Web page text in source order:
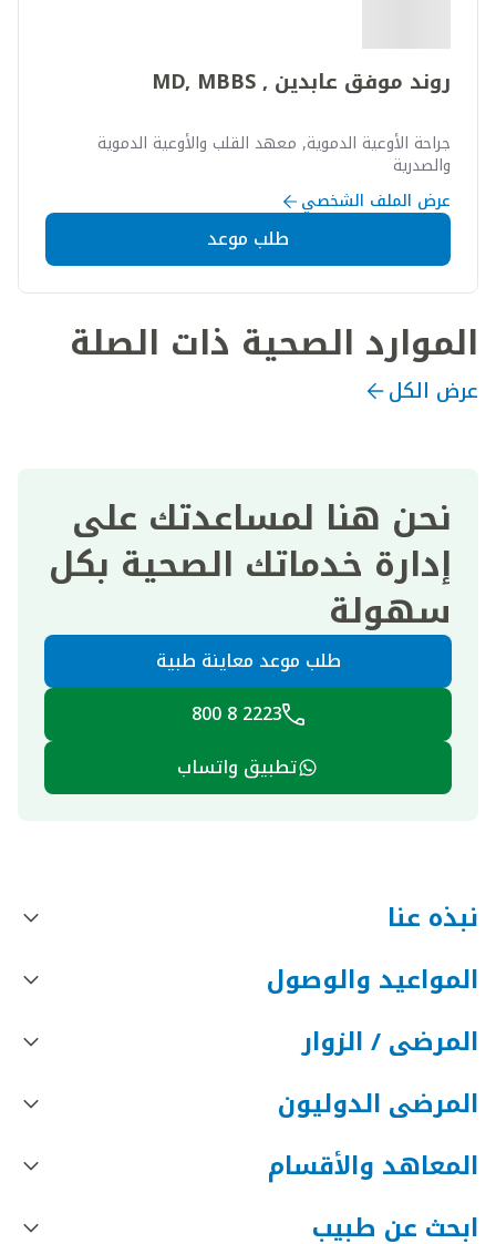
روند موفق عابدين , MD, MBBS
جراحة الأوعية الدموية, معهد القلب والأوعية الدموية
والصدرية
عرض الملف الشخصي
طلب موعد
الموارد الصحية ذات الصلة
عرض الكل
نحن هنا لمساعدتك على
إدارة خدماتك الصحية بكل
سهولة
طلب موعد معاينة طبية
2223 8 800
تطبيق واتساب
نبذه عنا
المواعيد والوصول
المرضى / الزوار
المرضى الدوليون
المعاهد والأقسام
ابحث عن طبيب